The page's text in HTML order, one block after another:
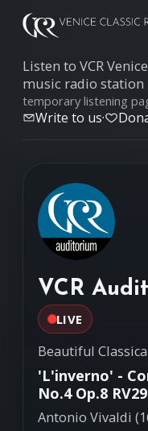
Listen to VCR
music radio station
temporary listening
Write to us·
VCR
LIVE
Beautiful
'L'inverno' -
No.4 Op.8
Antonio Vivaldi